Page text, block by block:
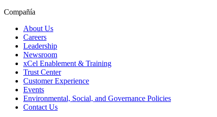
Compañía
About Us
Careers
Leadership
Newsroom
xCel Enablement & Training
Trust Center
Customer Experience
Events
Environmental, Social, and Governance Policies
Contact Us